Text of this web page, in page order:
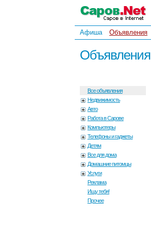
Афиша Объявления
Объявления
Все объявления
Недвижимость
Авто
Работа в Сарове
Компьютеры
Телефоны и гаджеты
Детям
Все для дома
Домашние питомцы
Услуги
Реклама
Ищу тебя!
Прочее